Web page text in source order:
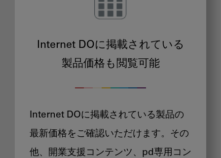
Internet DOに掲載されている
製品価格も閲覧可能
Internet DOに掲載されている製品の
最新価格をご確認いただけます。その
他、開業支援コンテンツ、pd専用コン